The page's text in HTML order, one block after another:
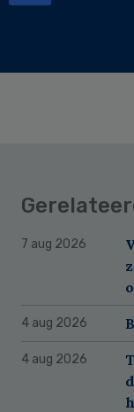
7 aug 2026
4 aug 2026
4 aug 2026